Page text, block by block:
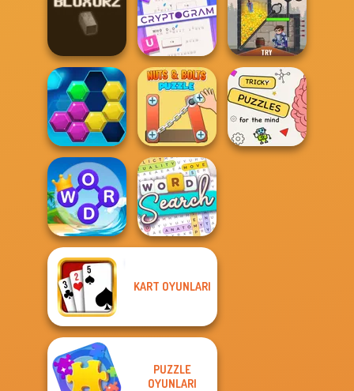
Bloxorz
Cryptogram:
Word Brain
Puzzle
Rescue Hero
Puzzle Fever
Nuts & Bolts
Puzzle
Word Connect
Puzzle
Word Search
KART OYUNLARI
PUZZLE
OYUNLARI